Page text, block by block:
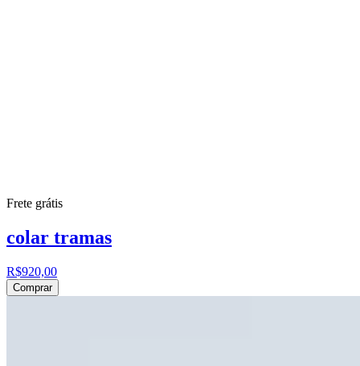
Frete grátis
colar tramas
R$920,00
Comprar